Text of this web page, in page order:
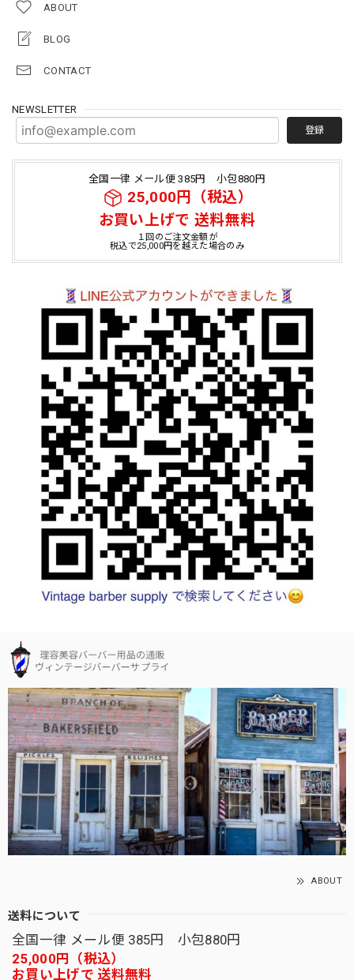
ABOUT
BLOG
CONTACT
NEWSLETTER
登録
全国一律 メール便 385円 小包880円
25,000円（税込）
お買い上げで 送料無料
１回のご注文金額が
税込で25,000円を越えた場合のみ
ABOUT
送料について
全国一律 メール便 385円 小包880円
25,000円（税込）
お買い上げで 送料無料